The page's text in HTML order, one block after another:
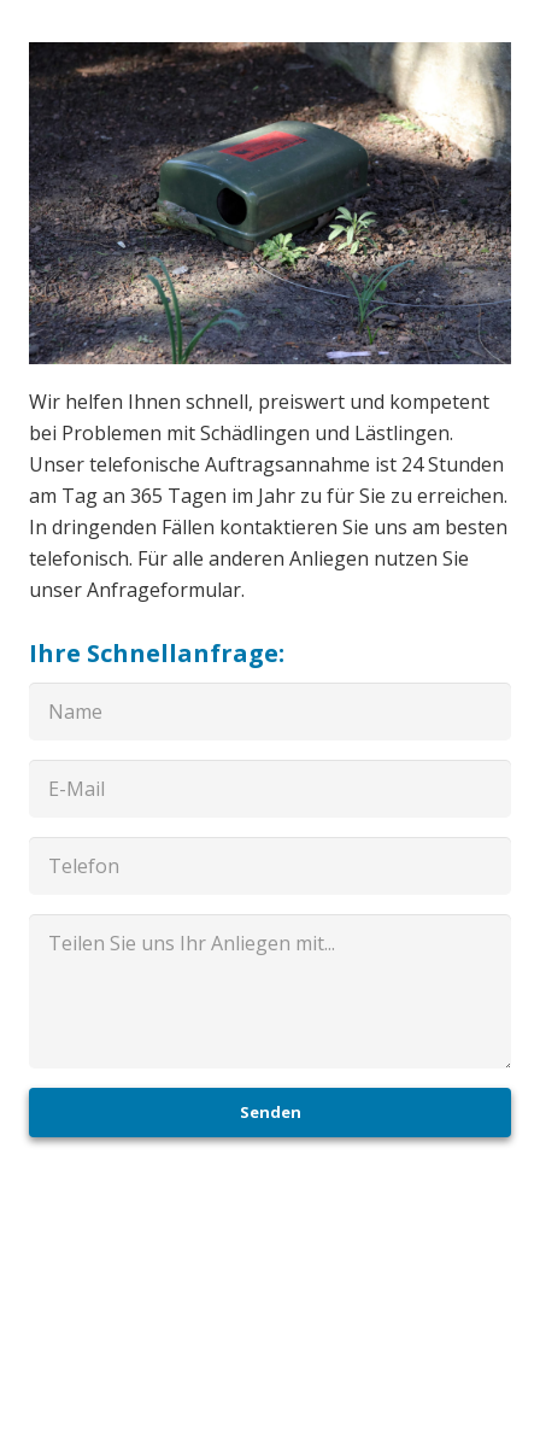
Wir helfen Ihnen schnell, preiswert und kompetent
bei Problemen mit Schädlingen und Lästlingen.
Unser telefonische Auftragsannahme ist 24 Stunden
am Tag an 365 Tagen im Jahr zu für Sie zu erreichen.
In dringenden Fällen kontaktieren Sie uns am besten
telefonisch. Für alle anderen Anliegen nutzen Sie
unser Anfrageformular.
Ihre Schnellanfrage:
Senden